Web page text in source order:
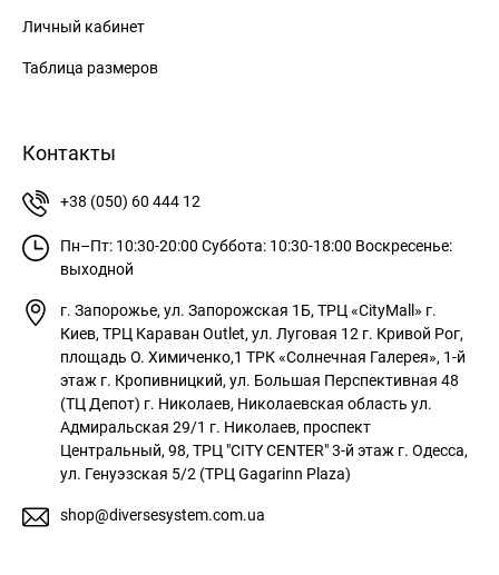
Личный кабинет
Таблица размеров
Контакты
+38 (050) 60 444 12
Пн–Пт: 10:30-20:00 Суббота: 10:30-18:00 Воскресенье:
выходной
г. Запорожье, ул. Запорожская 1Б, ТРЦ «CityMall» г.
Киев, ТРЦ Караван Outlet, ул. Луговая 12 г. Кривой Рог,
площадь О. Химиченко,1 ТРК «Солнечная Галерея», 1-й
этаж г. Кропивницкий, ул. Большая Перспективная 48
(ТЦ Депот) г. Николаев, Николаевская область ул.
Адмиральская 29/1 г. Николаев, проспект
Центральный, 98, ТРЦ "CITY CENTER" 3-й этаж г. Одесса,
ул. Генуэзская 5/2 (ТРЦ Gagarinn Plaza)
shop@diversesystem.com.ua